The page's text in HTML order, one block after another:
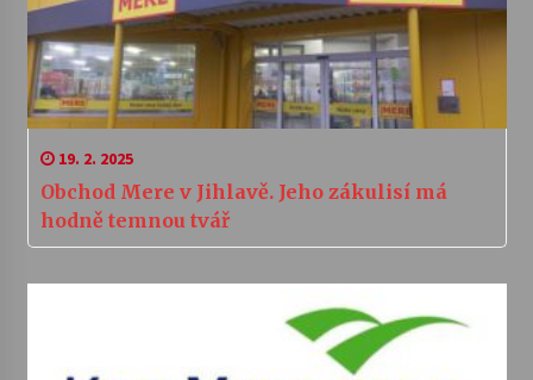
19. 2. 2025
Obchod Mere v Jihlavě. Jeho zákulisí má
hodně temnou tvář